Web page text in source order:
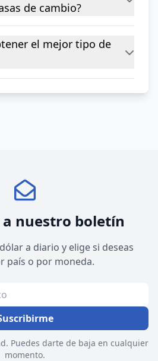
de cambio?
el mejor tipo de
a nuestro boletín
a diario y elige si deseas
país o por moneda.
Puedes darte de baja en cualquier
momento.